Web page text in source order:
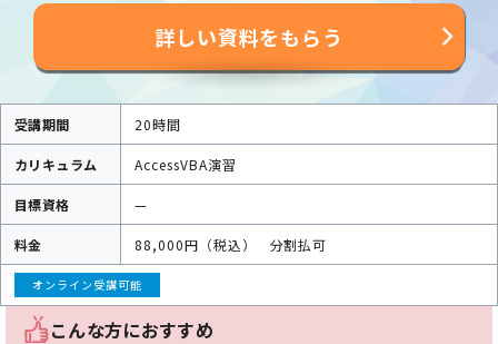
詳しい資料をもらう
受講期間 20時間
カリキュラム AccessVBA演習
目標資格 —
料金 88,000円（税込） 分割払可
オンライン受講可能
こんな方におすすめ